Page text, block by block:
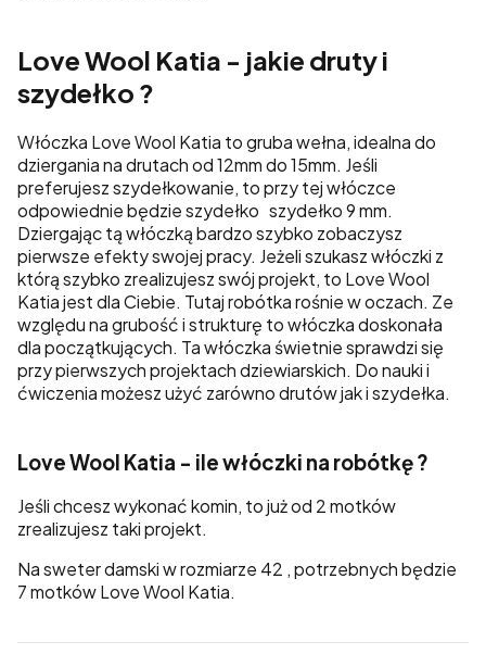
Love Wool Katia - jakie druty i
szydełko ?
Włóczka Love Wool Katia to gruba wełna, idealna do
dziergania na drutach od 12mm do 15mm. Jeśli
preferujesz szydełkowanie, to przy tej włóczce
odpowiednie będzie szydełko szydełko 9 mm.
Dziergając tą włóczką bardzo szybko zobaczysz
pierwsze efekty swojej pracy. Jeżeli szukasz włóczki z
którą szybko zrealizujesz swój projekt, to Love Wool
Katia jest dla Ciebie. Tutaj robótka rośnie w oczach. Ze
względu na grubość i strukturę to włóczka doskonała
dla początkujących. Ta włóczka świetnie sprawdzi się
przy pierwszych projektach dziewiarskich. Do nauki i
ćwiczenia możesz użyć zarówno drutów jak i szydełka.
Love Wool Katia - ile włóczki na robótkę ?
Jeśli chcesz wykonać komin, to już od 2 motków
zrealizujesz taki projekt.
Na sweter damski w rozmiarze 42 , potrzebnych będzie
7 motków Love Wool Katia.